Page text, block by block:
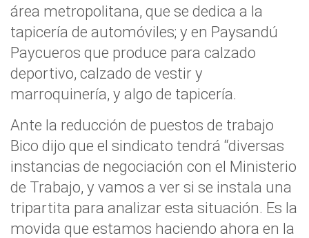
área metropolitana, que se dedica a la
tapicería de automóviles; y en Paysandú
Paycueros que produce para calzado
deportivo, calzado de vestir y
marroquinería, y algo de tapicería.
Ante la reducción de puestos de trabajo
Bico dijo que el sindicato tendrá “diversas
instancias de negociación con el Ministerio
de Trabajo, y vamos a ver si se instala una
tripartita para analizar esta situación. Es la
movida que estamos haciendo ahora en la